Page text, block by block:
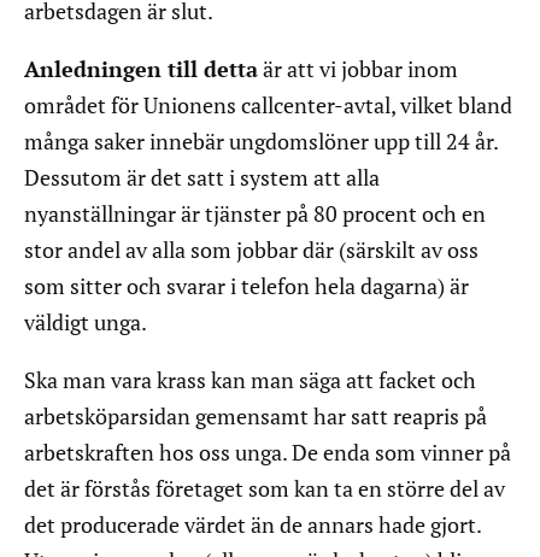
arbetsdagen är slut.
Anledningen till dettaär att vi jobbar inom
området för Unionens callcenter-avtal, vilket bland
många saker innebär ungdomslöner upp till 24 år.
Dessutom är det satt i system att alla
nyanställningar är tjänster på 80 procent och en
stor andel av alla som jobbar där (särskilt av oss
som sitter och svarar i telefon hela dagarna) är
väldigt unga.
Ska man vara krass kan man säga att facket och
arbetsköparsidan gemensamt har satt reapris på
arbetskraften hos oss unga. De enda som vinner på
det är förstås företaget som kan ta en större del av
det producerade värdet än de annars hade gjort.